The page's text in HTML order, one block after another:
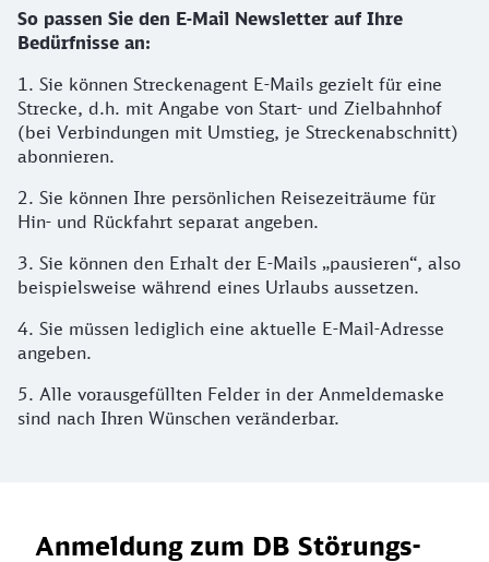
So passen Sie den E-Mail Newsletter auf Ihre
Bedürfnisse an:
1. Sie können Streckenagent E-Mails gezielt für eine
Strecke, d.h. mit Angabe von Start- und Zielbahnhof
(bei Verbindungen mit Umstieg, je Streckenabschnitt)
abonnieren.
2. Sie können Ihre persönlichen Reisezeiträume für
Hin- und Rückfahrt separat angeben.
3. Sie können den Erhalt der E-Mails „pausieren“, also
beispielsweise während eines Urlaubs aussetzen.
4. Sie müssen lediglich eine aktuelle E-Mail-Adresse
angeben.
5. Alle vorausgefüllten Felder in der Anmeldemaske
sind nach Ihren Wünschen veränderbar.